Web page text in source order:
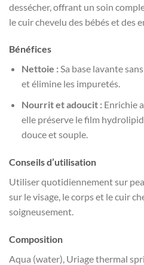
dessécher, offrant un soin
le cuir chevelu des bébés et des
Bénéfices
Nettoie :Sa base lavante
et élimine les impuretés.
Nourrit et adoucit :Enrichie
elle préserve le film
douce et souple.
Conseils d’utilisation
Utiliser quotidiennement sur
sur le visage, le corps et le cuir
soigneusement.
Composition
Aqua (water), Uriage thermal